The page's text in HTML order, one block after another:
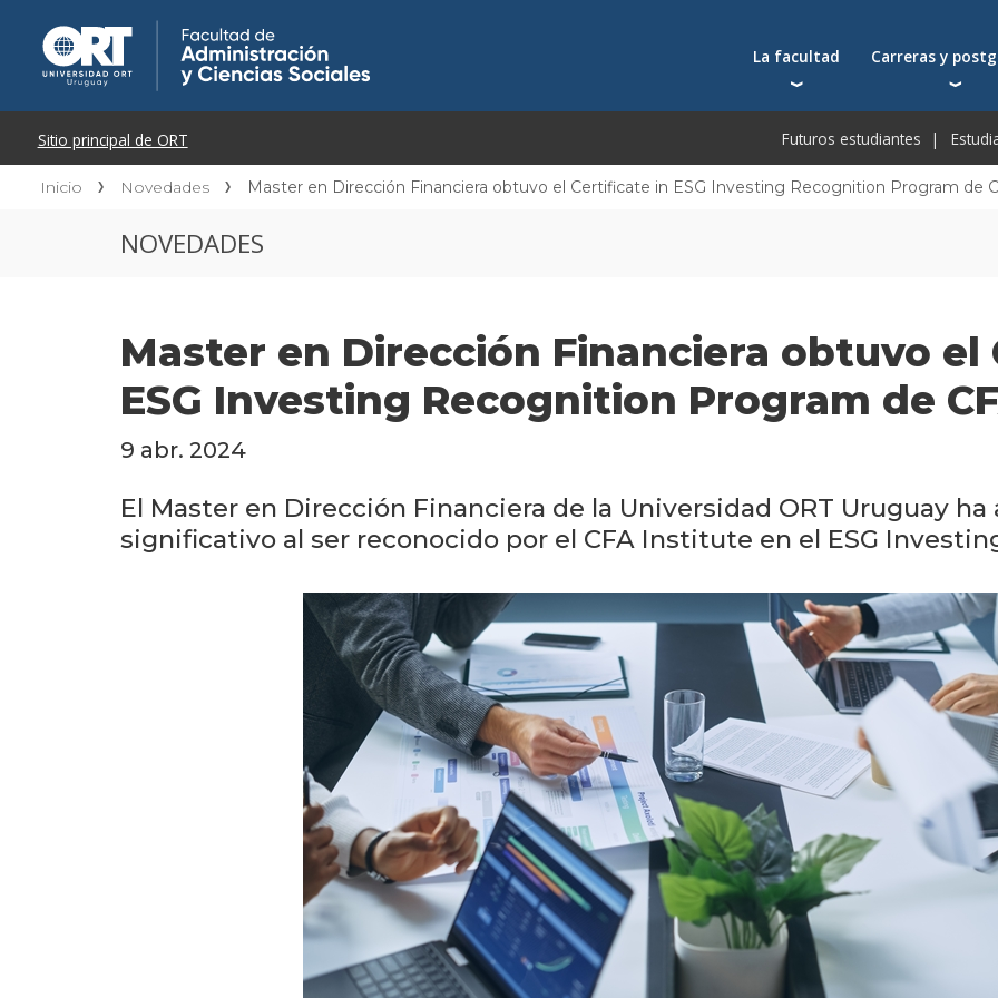
La facultad
Autoridades
Docentes visitantes
Conferencias en YouTube
Escuela de Negocios
Carreras y
Carreras
Postgrados
Tecnicaturas
Futuros estudiantes
Inicio Novedades Master en Dirección Financiera obtuvo el Certificate in ESG Investing Recognition Program de
NOVEDADES
Master en Dirección Financiera obtuvo
ESG Investing Recognition Program de
9 abr. 2024
El Master en Dirección Financiera de la Universidad ORT Uruguay
significativo al ser reconocido por el CFA Institute en el ESG